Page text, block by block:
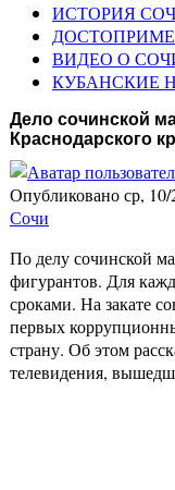
ИСТОРИЯ
ВИДЕО О
КУБАНСКИЕ
Дело сочинской
Краснодарского
Опубликовано ср, 10/
Сочи
По делу сочинской
фигурантов. Для
сроками. На закате
первых
страну. Об этом
телевидения,